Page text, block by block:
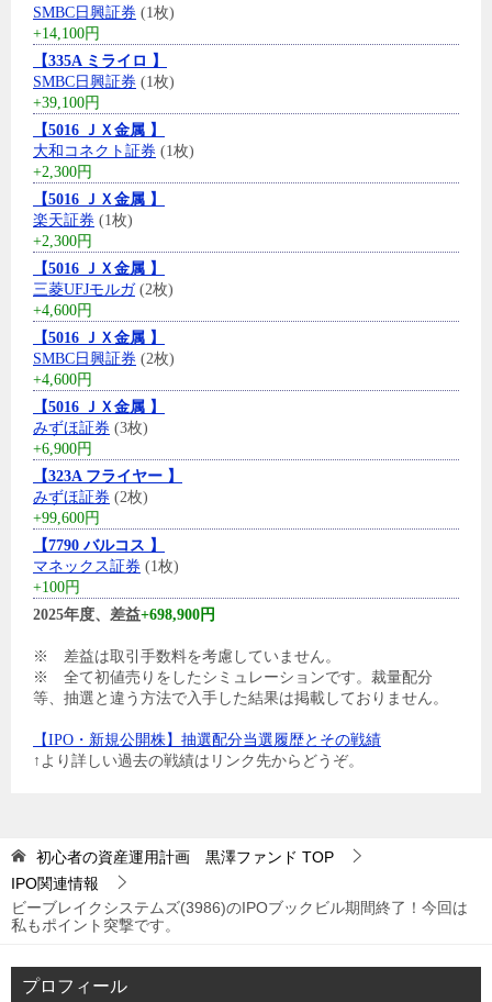
SMBC日興証券 (1枚)
+14,100円
【335A ミライロ 】
SMBC日興証券 (1枚)
+39,100円
【5016 ＪＸ金属 】
大和コネクト証券 (1枚)
+2,300円
【5016 ＪＸ金属 】
楽天証券 (1枚)
+2,300円
【5016 ＪＸ金属 】
三菱UFJモルガ(2枚)
+4,600円
【5016 ＪＸ金属 】
SMBC日興証券 (2枚)
+4,600円
【5016 ＪＸ金属 】
みずほ証券 (3枚)
+6,900円
【323A フライヤー 】
みずほ証券 (2枚)
+99,600円
【7790 バルコス 】
マネックス証券 (1枚)
+100円
2025年度、差益+698,900円
※ 差益は取引手数料を考慮していません。
※ 全て初値売りをしたシミュレーションです。裁量配分
等、抽選と違う方法で入手した結果は掲載しておりません。
【IPO・新規公開株】抽選配分当選履歴とその戦績
↑より詳しい過去の戦績はリンク先からどうぞ。
初心者の資産運用計画 黒澤ファンド TOP
IPO関連情報
ビーブレイクシステムズ(3986)のIPOブックビル期間終了！今回は
私もポイント突撃です。
プロフィール